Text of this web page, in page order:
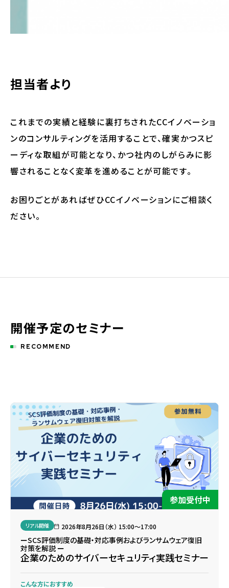
担当者より
これまでの実績と経験に裏打ちされたCCイノベーショ
ンのコンサルティングを活用することで、確実かつスピ
ーディな取組が可能となり、かつ社内のしがらみに影
響されることなく変革を進めることが可能です。
お困りごとがあればぜひCCイノベーションにご相談く
ださい。
開催予定のセミナー
RECOMMEND
参加受付中
リアル開催 2026年8月26日（水） 15:00〜17:00
ーSCS評価制度の基礎・対応事例およびランサムウェア復旧
対策を解説 ー
企業のためのサイバーセキュリティ実践セミナー
こんな方におすすめ